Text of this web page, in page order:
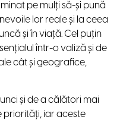
pe mulți să-și pună
lor reale și la ceea
și în viață. Cel puțin
într-o valiză și de
cât și geografice,
și de a călători mai
priorități, iar aceste